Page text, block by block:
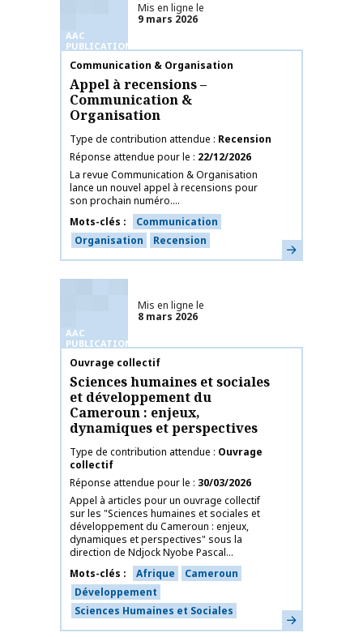
AAC
PUBLICATIONS
Mis en ligne le
9 mars 2026
Nom de la publication
Communication & Organisation
Appel à recensions –
Communication &
Organisation
Type de contribution attendue
Recension
Réponse attendue pour le
22/12/2026
La revue Communication & Organisation
lance un nouvel appel à recensions pour
son prochain numéro....
Mots-clés
Communication
Organisation
Recension En savoir plus
AAC
PUBLICATIONS
Mis en ligne le
8 mars 2026
Nom de la publication
Ouvrage collectif
Sciences humaines et sociales
et développement du
Cameroun : enjeux,
dynamiques et perspectives
Type de contribution attendue
Ouvrage
collectif
Réponse attendue pour le
30/03/2026
Appel à articles pour un ouvrage collectif
sur les "Sciences humaines et sociales et
développement du Cameroun : enjeux,
dynamiques et perspectives" sous la
direction de Ndjock Nyobe Pascal...
Mots-clés
Afrique
Cameroun
Développement
Sciences Humaines et Sociales
En savoir plus